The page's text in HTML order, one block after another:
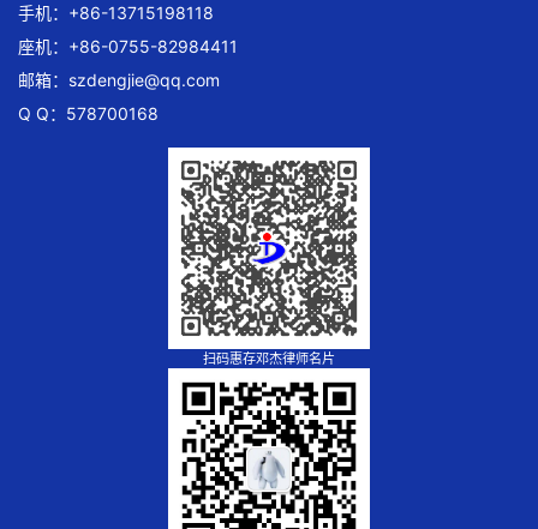
手机：+86-13715198118
座机：+86-0755-82984411
邮箱： szdengjie@qq.com
Q Q：578700168
扫码惠存邓杰律师名片